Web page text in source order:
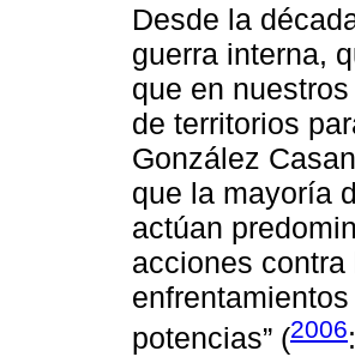
Desde la
guerra interna,
que en
de territorios
González
que la mayoría
actúan
acciones
potencias” (2006